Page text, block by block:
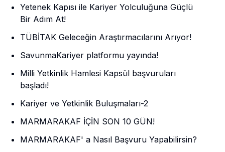
Yetenek Kapısı ile Kariyer Yolculuğuna Güçlü
Bir Adım At!
TÜBİTAK Geleceğin Araştırmacılarını Arıyor!
SavunmaKariyer platformu yayında!
Milli Yetkinlik Hamlesi Kapsül başvuruları
başladı!
Kariyer ve Yetkinlik Buluşmaları-2
MARMARAKAF İÇİN SON 10 GÜN!
MARMARAKAF' a Nasıl Başvuru Yapabilirsin?